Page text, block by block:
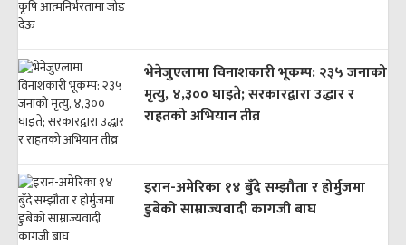
भेनेजुएलामा विनाशकारी भूकम्प: २३५ जनाको
मृत्यु, ४,३०० घाइते; सरकारद्वारा उद्धार र
राहतको अभियान तीव्र
इरान-अमेरिका १४ बुँदे सम्झौता र होर्मुजमा
डुबेको साम्राज्यवादी कागजी बाघ